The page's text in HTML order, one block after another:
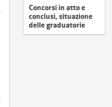
Concorsi in atto e
conclusi, situazione
delle graduatorie